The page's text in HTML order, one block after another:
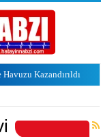
Kazandırıldı